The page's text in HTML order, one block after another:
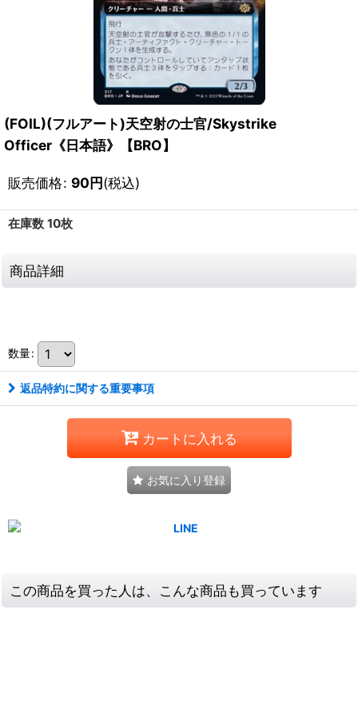
(FOIL)(フルアート)天空射の士官/Skystrike
Officer《日本語》【BRO】
販売価格: 90円(税込)
在庫数 10枚
商品詳細
数量:
返品特約に関する重要事項
カートに入れる
お気に入り登録
この商品を買った人は、こんな商品も買っています